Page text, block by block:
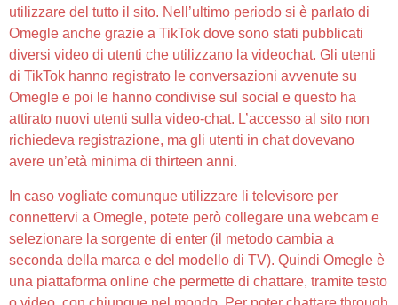
utilizzare del tutto il sito. Nell’ultimo periodo si è parlato di
Omegle anche grazie a TikTok dove sono stati pubblicati
diversi video di utenti che utilizzano la videochat. Gli utenti
di TikTok hanno registrato le conversazioni avvenute su
Omegle e poi le hanno condivise sul social e questo ha
attirato nuovi utenti sulla video-chat. L’accesso al sito non
richiedeva registrazione, ma gli utenti in chat dovevano
avere un’età minima di thirteen anni.
In caso vogliate comunque utilizzare li televisore per
connettervi a Omegle, potete però collegare una webcam e
selezionare la sorgente di enter (il metodo cambia a
seconda della marca e del modello di TV). Quindi Omegle è
una piattaforma online che permette di chattare, tramite testo